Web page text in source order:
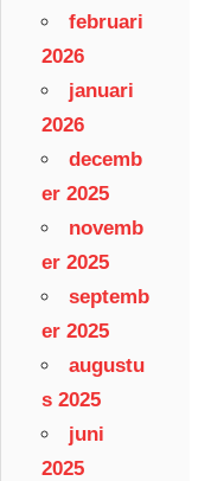
februari
2026
januari
2026
decemb
er 2025
novemb
er 2025
septemb
er 2025
augustu
s 2025
juni
2025